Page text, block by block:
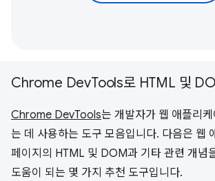
Chrome DevTools로 HTML 및
Chrome DevTools는 개발자가 웹 애플리
는 데 사용하는 도구 모음입니다. 다음은 웹
페이지의 HTML 및 DOM과 기타 관련 개념
도움이 되는 몇 가지 추천 도구입니다.